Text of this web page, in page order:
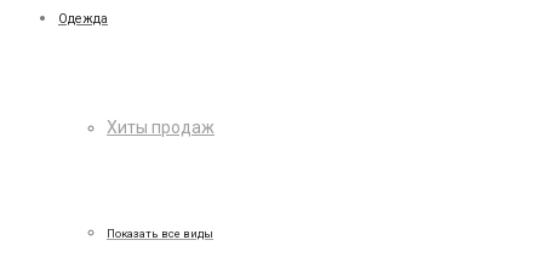
Одежда
Хиты продаж
Показать все виды